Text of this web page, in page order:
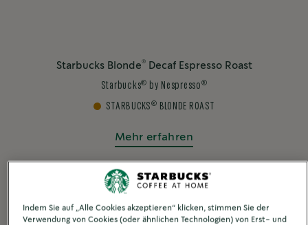
Starbucks Blonde®Decaf Espresso Roast
Starbucks® by Nespresso ®
STARBUCKS® BLONDE ROAST
Mehr erfahren
Vergleichen
Indem Sie auf „Alle Cookies akzeptieren“ klicken, stimmen Sie der
Verwendung von Cookies (oder ähnlichen Technologien) von Erst- und